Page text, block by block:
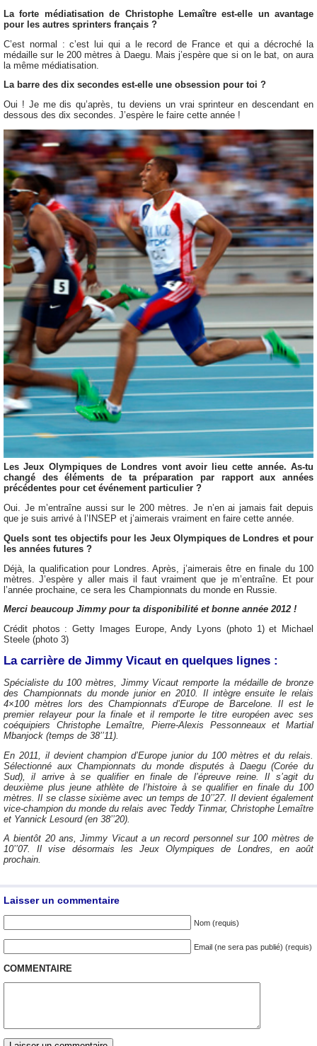
La forte médiatisation de Christophe Lemaître est-elle un avantage
pour les autres sprinters français ?
C’est normal : c’est lui qui a le record de France et qui a décroché la
médaille sur le 200 mètres à Daegu. Mais j’espère que si on le bat, on aura
la même médiatisation.
La barre des dix secondes est-elle une obsession pour toi ?
Oui ! Je me dis qu’après, tu deviens un vrai sprinteur en descendant en
dessous des dix secondes. J’espère le faire cette année !
Les Jeux Olympiques de Londres vont avoir lieu cette année. As-tu
changé des éléments de ta préparation par rapport aux années
précédentes pour cet événement particulier ?
Oui. Je m’entraîne aussi sur le 200 mètres. Je n’en ai jamais fait depuis
que je suis arrivé à l’INSEP et j’aimerais vraiment en faire cette année.
Quels sont tes objectifs pour les Jeux Olympiques de Londres et pour
les années futures ?
Déjà, la qualification pour Londres. Après, j’aimerais être en finale du 100
mètres. J’espère y aller mais il faut vraiment que je m’entraîne. Et pour
l’année prochaine, ce sera les Championnats du monde en Russie.
Merci beaucoup Jimmy pour ta disponibilité et bonne année 2012 !
Crédit photos : Getty Images Europe, Andy Lyons (photo 1) et Michael
Steele (photo 3)
La carrière de Jimmy Vicaut en quelques lignes :
Spécialiste du 100 mètres, Jimmy Vicaut remporte la médaille de bronze
des Championnats du monde junior en 2010. Il intègre ensuite le relais
4×100 mètres lors des Championnats d’Europe de Barcelone. Il est le
premier relayeur pour la finale et il remporte le titre européen avec ses
coéquipiers Christophe Lemaître, Pierre-Alexis Pessonneaux et Martial
Mbanjock (temps de 38’’11).
En 2011, il devient champion d’Europe junior du 100 mètres et du relais.
Sélectionné aux Championnats du monde disputés à Daegu (Corée du
Sud), il arrive à se qualifier en finale de l’épreuve reine. Il s’agit du
deuxième plus jeune athlète de l’histoire à se qualifier en finale du 100
mètres. Il se classe sixième avec un temps de 10’’27. Il devient également
vice-champion du monde du relais avec Teddy Tinmar, Christophe Lemaître
et Yannick Lesourd (en 38’’20).
A bientôt 20 ans, Jimmy Vicaut a un record personnel sur 100 mètres de
10’’07. Il vise désormais les Jeux Olympiques de Londres, en août
prochain.
Laisser un commentaire
Nom (requis)
Email (ne sera pas publié) (requis)
COMMENTAIRE